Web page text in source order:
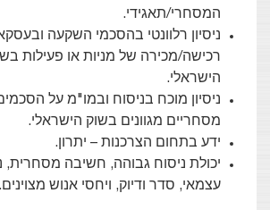
המסחרי/תאגידי.
ניסיון רלוונטי בהסכמי השקעה
רכישה/מכירה של מניות או פעילות
הישראלי.
ניסיון מוכח בניסוח ובמו"מ על
מסחריים מגוונים בשוק הישראלי.
ידע בתחום הצרכנות – יתרון.
יכולת ניסוח גבוהה, חשיבה מסחרית,
עצמאי, סדר ודיוק, ויחסי אנוש מצוינים.